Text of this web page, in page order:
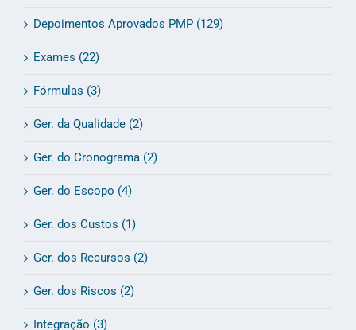
Depoimentos Aprovados PMP (129)
Exames (22)
Fórmulas (3)
Ger. da Qualidade (2)
Ger. do Cronograma (2)
Ger. do Escopo (4)
Ger. dos Custos (1)
Ger. dos Recursos (2)
Ger. dos Riscos (2)
Integração (3)